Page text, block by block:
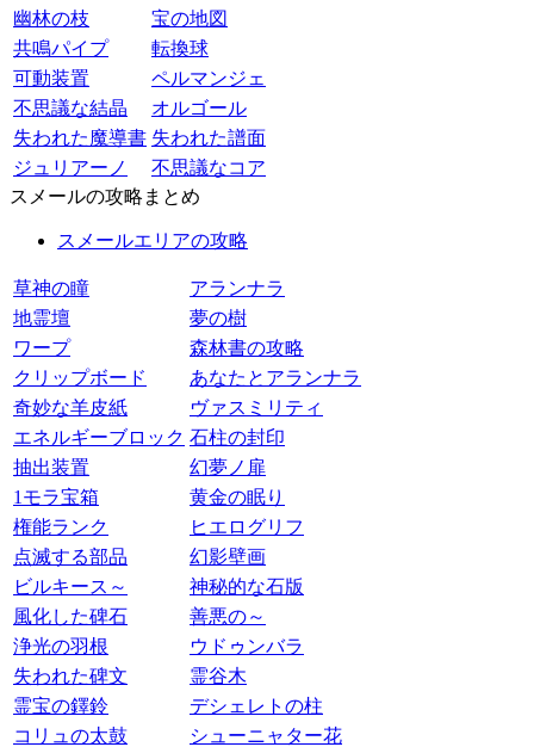
幽林の枝
宝の地図
共鳴パイプ
転換球
可動装置
ペルマンジェ
不思議な結晶
オルゴール
失われた魔導書 失われた譜面
ジュリアーノ
不思議なコア
スメールの攻略まとめ
スメールエリアの攻略
草神の瞳
アランナラ
地霊壇
夢の樹
ワープ
森林書の攻略
クリップボード
あなたとアランナラ
奇妙な羊皮紙
ヴァスミリティ
エネルギーブロック 石柱の封印
抽出装置
幻夢ノ扉
1モラ宝箱
黄金の眠り
権能ランク
ヒエログリフ
点滅する部品
幻影壁画
ビルキース～
神秘的な石版
風化した碑石
善悪の～
浄光の羽根
ウドゥンバラ
失われた碑文
霊谷木
霊宝の鐸鈴
デシェレトの柱
コリュの太鼓
シューニャター花